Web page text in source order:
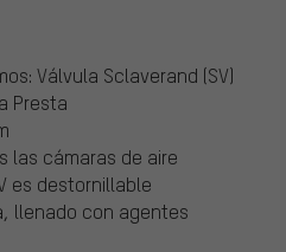
Válvula Sclaverand (SV)
Presta
las cámaras de aire
es destornillable
llenado con agentes